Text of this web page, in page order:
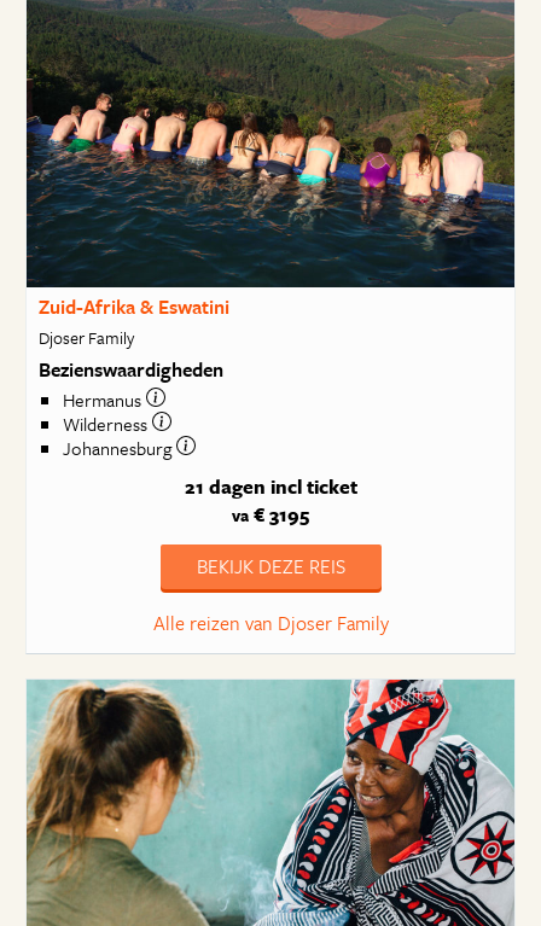
Zuid-Afrika & Eswatini
Djoser Family
Bezienswaardigheden
Hermanus
Wilderness
Johannesburg
21 dagen incl ticket
va € 3195
BEKIJK DEZE REIS
Alle reizen van Djoser Family